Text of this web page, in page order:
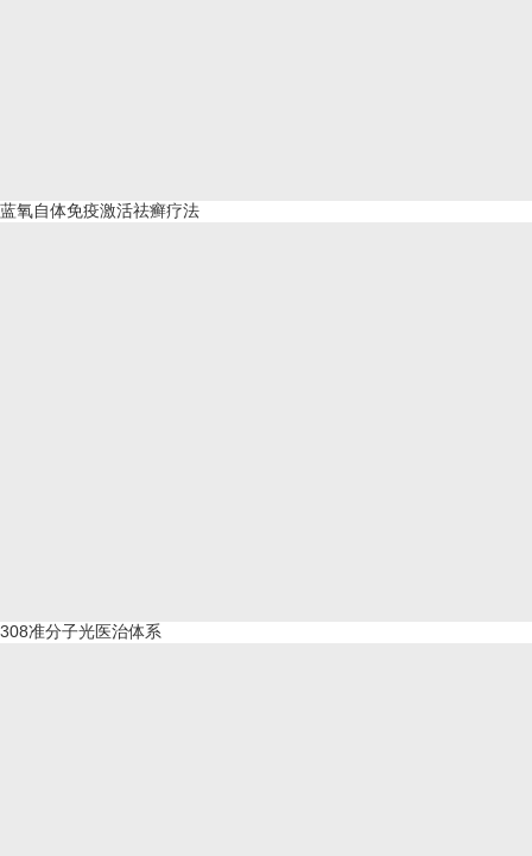
蓝氧自体免疫激活祛癣疗法
308准分子光医治体系